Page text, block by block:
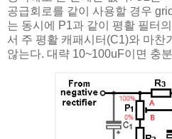
공급회로를 같이 사용할 경우
는 동시에 P1과 같이 평활 필터
서 주 평활 캐패시터(C1)와 마찬
않는다. 대략 10~100uF이면 충